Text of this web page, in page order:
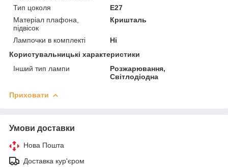
Тип цоколя
E27
Матеріал плафона,
підвісок
Кришталь
Лампочки в комплекті
Ні
Користувальницькі характеристики
Інший тип лампи
Розжарювання,
Світлодіодна
Приховати
Умови доставки
Нова Пошта
Доставка кур'єром